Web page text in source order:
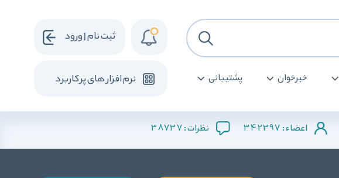
خبرخوان پشتیبانی نرم افزار های پرکاربرد
ثبت نام | ورود
اعضاء : 342397 نظرات :38737